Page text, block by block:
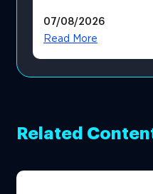
โดยตรง
07/08/2026
Read More
Related